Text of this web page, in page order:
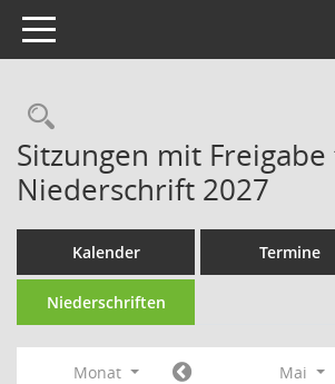
Toggle navigation
Rechercheauswahl
Sitzungen mit
Niederschrift 2027
Kalender Termine
Niederschriften
Monat
Mai